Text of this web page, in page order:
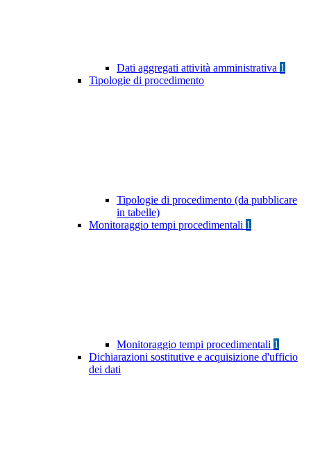
Dati aggregati attività amministrativa 1
Tipologie di procedimento
Tipologie di procedimento (da pubblicare
in tabelle)
Monitoraggio tempi procedimentali 1
Monitoraggio tempi procedimentali 1
Dichiarazioni sostitutive e acquisizione d'ufficio
dei dati